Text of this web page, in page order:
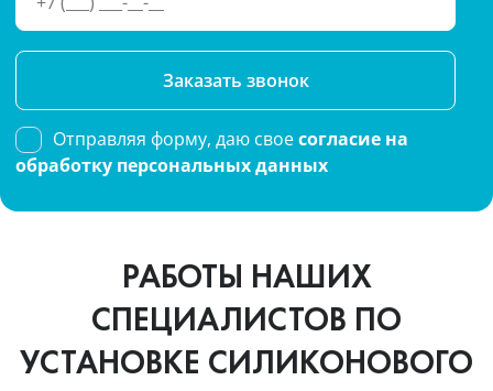
Please
this
field
empty.
Отправляя форму, даю своесогласие на
обработку персональных данных
РАБОТЫ НАШИХ
СПЕЦИАЛИСТОВ ПО
УСТАНОВКЕ СИЛИКОНОВОГО